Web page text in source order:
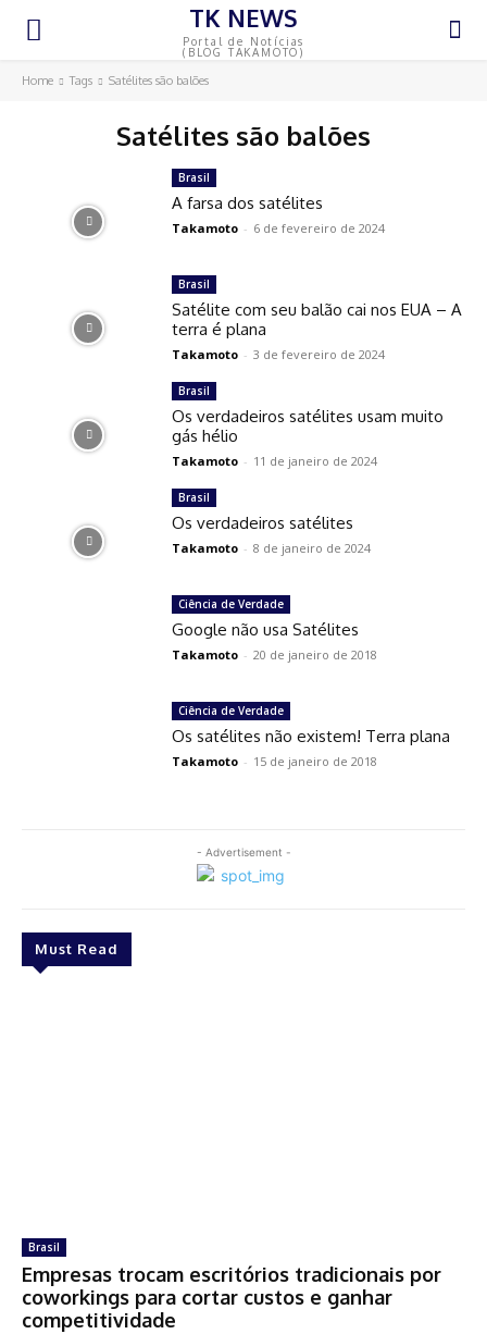
TK NEWS
Portal de Notícias
(BLOG TAKAMOTO)
Home Tags Satélites são balões
Satélites são balões
- Advertisement -
Must Read
Brasil
Empresas trocam escritórios tradicionais por
coworkings para cortar custos e ganhar
competitividade
Brasil
A farsa dos satélites
Takamoto - 6 de fevereiro de 2024
Brasil
Satélite com seu balão cai nos EUA – A
terra é plana
Takamoto - 3 de fevereiro de 2024
Brasil
Os verdadeiros satélites usam muito
gás hélio
Takamoto - 11 de janeiro de 2024
Brasil
Os verdadeiros satélites
Takamoto - 8 de janeiro de 2024
Ciência de Verdade
Google não usa Satélites
Takamoto - 20 de janeiro de 2018
Ciência de Verdade
Os satélites não existem! Terra plana
Takamoto - 15 de janeiro de 2018